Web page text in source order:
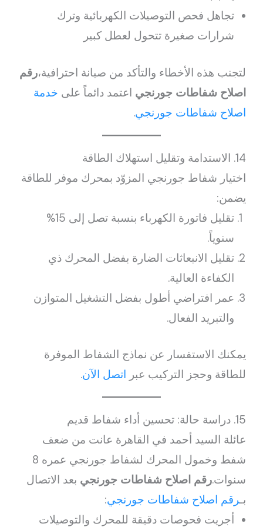
تجاهل فحص التوصيلات الكهربائية وترك
شرارات صغيرة تتحول لعطل كبير
لتجنب هذه الأخطاء والتأكد من صيانة احترافية،رقم
اصلاح شفاطات جورنجي اعتمد دائماً على خدمة
اصلاح شفاطات جورنجي.
14. الاستدامة وتقليل استهلاك الطاقة
اختيار شفاط جورنجي المزوّد بمحرك موفر للطاقة
يضمن:
تقليل فاتورة الكهرباء بنسبة تصل إلى 15%
سنوياً.
تقليل الانبعاثات الضارة بفضل المحرك ذي
الكفاءة العالية.
عمر افتراضي أطول بفضل التشغيل المتوازن
والتبريد الفعال.
يمكنك الاستفسار عن نماذج الشفاط الموفرة
للطاقة وحجز التركيب عبر اتصل الآن.
15. دراسة حالة: تحسين أداء شفاط قديم
عائلة السيد أحمد في القاهرة عانت من ضعف
شفط وخمول المحرك لشفاط جورنجي عمره 8
سنوات.رقم اصلاح شفاطات جورنجي بعد الاتصال
بـرقم اصلاح شفاطات جورنجي:
أجريت فحوصات دقيقة للمحرك والتوصيلات